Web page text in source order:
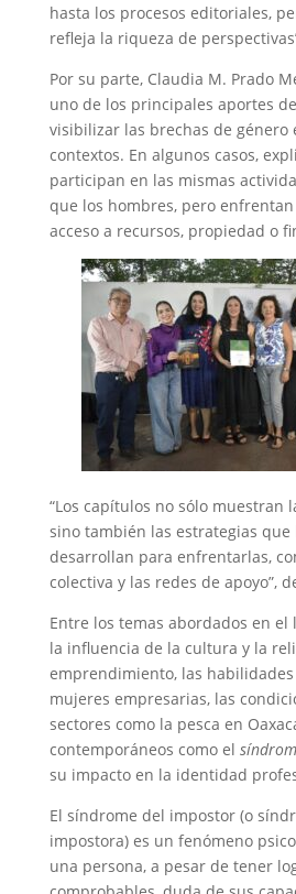
hasta los procesos editoriales,
refleja la riqueza de
Por su parte, Claudia M. Prado
uno de los principales aportes
visibilizar las brechas de género
contextos. En algunos casos,
participan en las mismas
que los hombres, pero
acceso a recursos, propiedad o
“Los capítulos no sólo muestran
sino también las estrategias
desarrollan para enfrentarlas,
colectiva y las redes de apoyo”,
Entre los temas abordados en
la influencia de la cultura y la
emprendimiento, las
mujeres empresarias, las
sectores como la pesca en
contemporáneos como el
su impacto en la identidad
El síndrome del impostor (o
impostora) es un fenómeno
una persona, a pesar de tener